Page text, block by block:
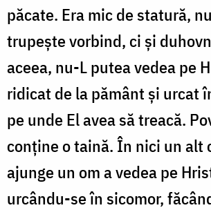
păcate. Era mic de statură,
trupește vorbind, ci și
aceea, nu-L putea vedea pe
ridicat de la pământ și urcat
pe unde El avea să treacă.
conține o taină. În nici un alt
ajunge un om a vedea pe
urcându-se în sicomor,